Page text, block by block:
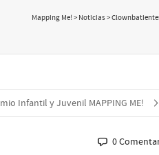
Mapping Me! > Noticias>
Infantil y Juvenil MAPPING ME!
0